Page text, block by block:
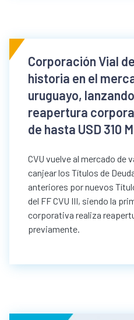
Corporación Vial
historia en el
uruguayo,
reapertura
de hasta USD 310
CVU vuelve al mercado de
canjear los Títulos de
anteriores por nuevos
del FF CVU III, siendo la
corporativa realiza
previamente.